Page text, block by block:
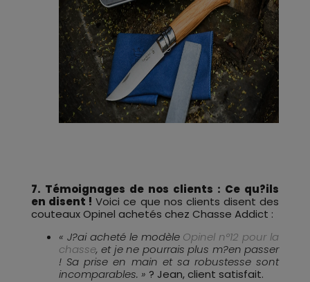
7. Témoignages de nos clients : Ce qu?ils
en disent ! Voici ce que nos clients disent des
couteaux Opinel achetés chez Chasse Addict :
« J?ai acheté le modèleOpinel n°12 pour la
chasse, et je ne pourrais plus m?en passer
! Sa prise en main et sa robustesse sont
incomparables. » ? Jean, client satisfait.